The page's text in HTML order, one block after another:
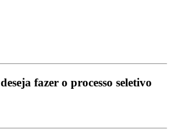
fazer o processo seletivo